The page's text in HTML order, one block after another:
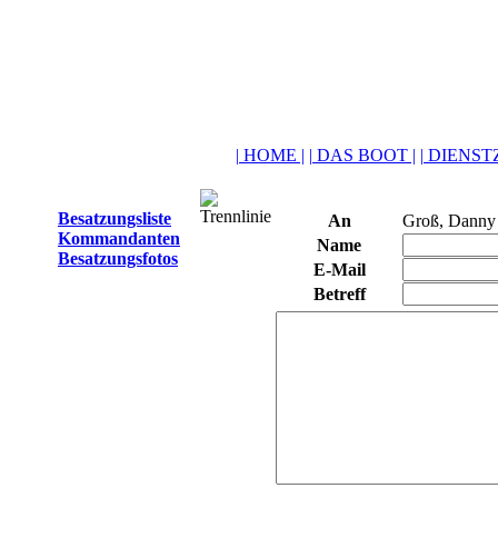
| HOME | | DAS BOOT | |
Besatzungsliste
Kommandanten
Besatzungsfotos
An
Groß, Danny
Name
E-Mail
Betreff